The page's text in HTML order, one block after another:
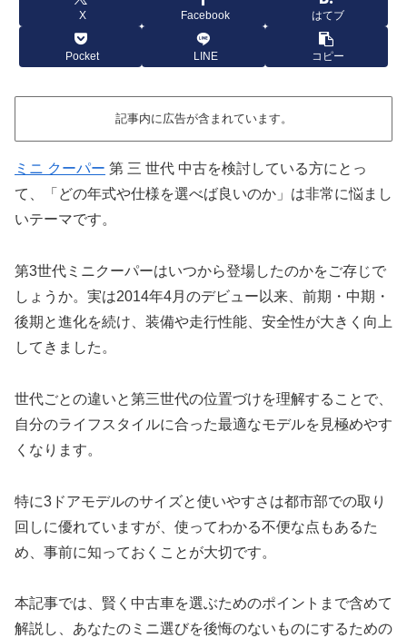
X Facebook はてブ
Pocket LINE コピー
記事内に広告が含まれています。
ミニ クーパー 第 三 世代 中古を検討している方にとっ
て、「どの年式や仕様を選べば良いのか」は非常に悩まし
いテーマです。
第3世代ミニクーパーはいつから登場したのかをご存じで
しょうか。実は2014年4月のデビュー以来、前期・中期・
後期と進化を続け、装備や走行性能、安全性が大きく向上
してきました。
世代ごとの違いと第三世代の位置づけを理解することで、
自分のライフスタイルに合った最適なモデルを見極めやす
くなります。
特に3ドアモデルのサイズと使いやすさは都市部での取り
回しに優れていますが、使ってわかる不便な点もあるた
め、事前に知っておくことが大切です。
本記事では、賢く中古車を選ぶためのポイントまで含めて
解説し、あなたのミニ選びを後悔のないものにするための